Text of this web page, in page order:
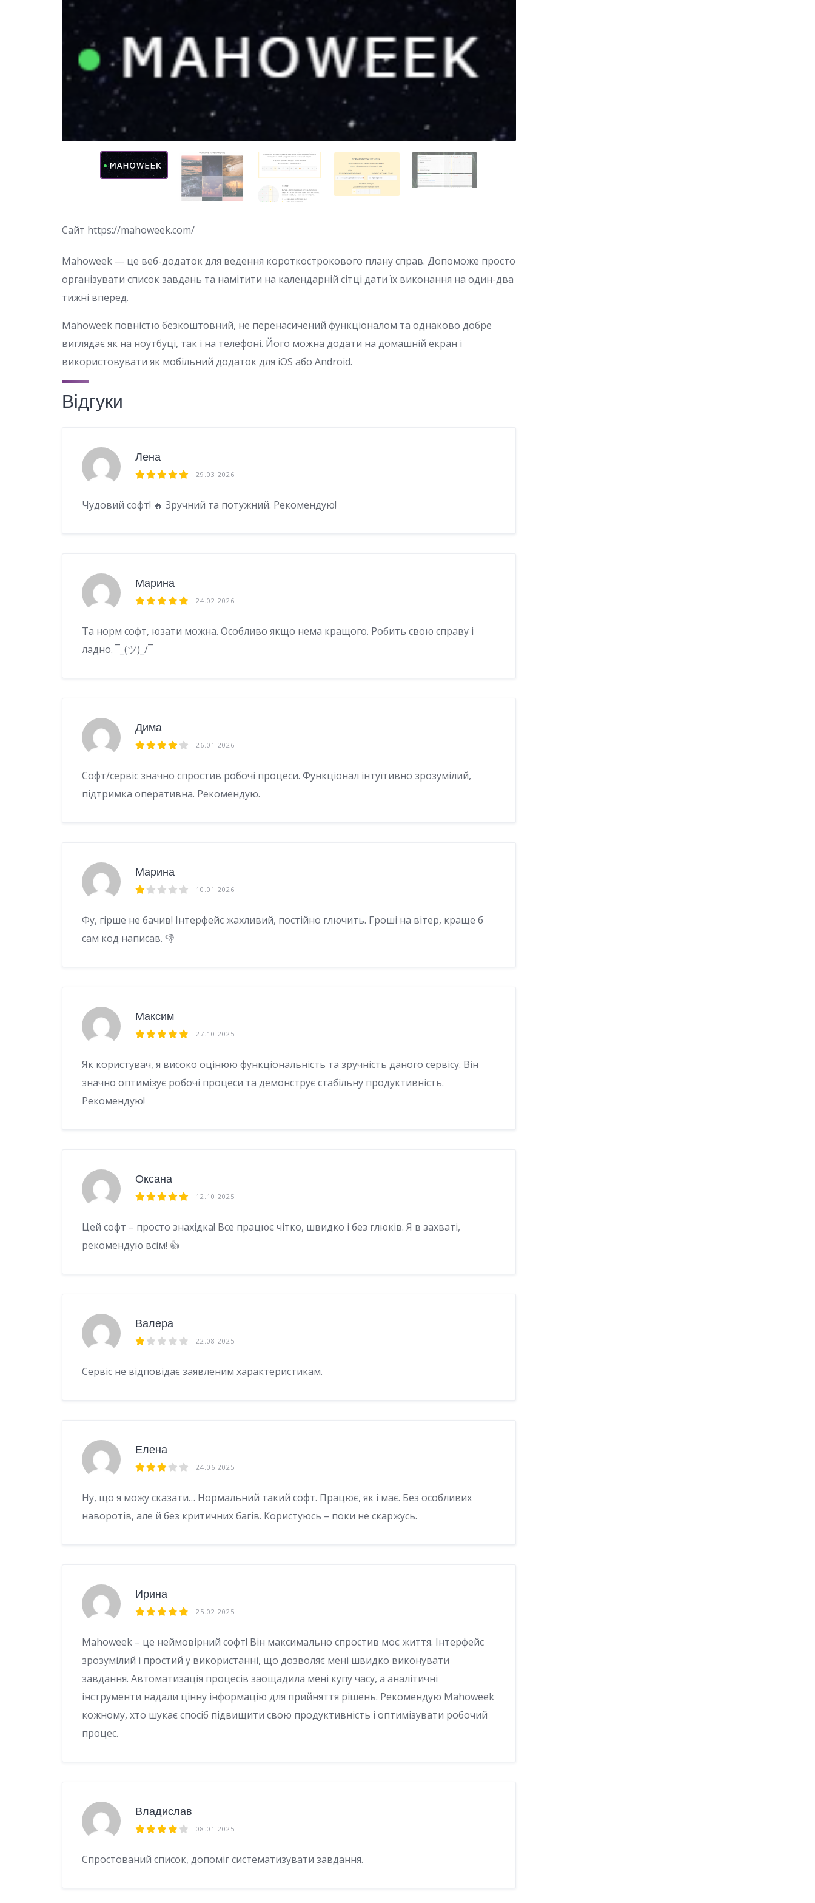
Сайт https://mahoweek.com/
Mahoweek — це веб-додаток для ведення короткострокового плану справ. Допоможе просто
організувати список завдань та намітити на календарній сітці дати їх виконання на один-два
тижні вперед.
Mahoweek повністю безкоштовний, не перенасичений функціоналом та однаково добре
виглядає як на ноутбуці, так і на телефоні. Його можна додати на домашній екран і
використовувати як мобільний додаток для iOS або Android.
Відгуки
Лена
29.03.2026
Чудовий софт! 🔥 Зручний та потужний. Рекомендую!
Марина
24.02.2026
Та норм софт, юзати можна. Особливо якщо нема кращого. Робить свою справу і
ладно. ¯_(ツ)_/¯
Дима
26.01.2026
Софт/сервіс значно спростив робочі процеси. Функціонал інтуїтивно зрозумілий,
підтримка оперативна. Рекомендую.
Марина
10.01.2026
Фу, гірше не бачив! Інтерфейс жахливий, постійно глючить. Гроші на вітер, краще б
сам код написав. 👎
Максим
27.10.2025
Як користувач, я високо оцінюю функціональність та зручність даного сервісу. Він
значно оптимізує робочі процеси та демонструє стабільну продуктивність.
Рекомендую!
Оксана
12.10.2025
Цей софт – просто знахідка! Все працює чітко, швидко і без глюків. Я в захваті,
рекомендую всім! 👍
Валера
22.08.2025
Сервіс не відповідає заявленим характеристикам.
Елена
24.06.2025
Ну, що я можу сказати… Нормальний такий софт. Працює, як і має. Без особливих
наворотів, але й без критичних багів. Користуюсь – поки не скаржусь.
Ирина
25.02.2025
Mahoweek – це неймовірний софт! Він максимально спростив моє життя. Інтерфейс
зрозумілий і простий у використанні, що дозволяє мені швидко виконувати
завдання. Автоматизація процесів заощадила мені купу часу, а аналітичні
інструменти надали цінну інформацію для прийняття рішень. Рекомендую Mahoweek
кожному, хто шукає спосіб підвищити свою продуктивність і оптимізувати робочий
процес.
Владислав
08.01.2025
Спростований список, допоміг систематизувати завдання.